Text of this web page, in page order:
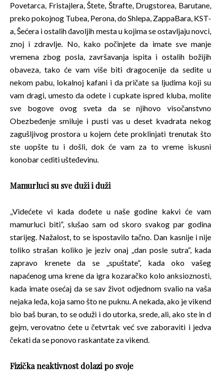
Povetarca, Fristajlera, Štete, Štrafte, Drugstorea, Barutane,
preko pokojnog Tubea, Perona, do Shlepa, ZappaBara, KST-
a, Šećera i ostalih đavoljih mesta u kojima se ostavljaju novci,
znoj i zdravlje. No, kako počinjete da imate sve manje
vremena zbog posla, završavanja ispita i ostalih božijih
obaveza, tako će vam više biti dragocenije da sedite u
nekom pabu, lokalnoj kafani i da pričate sa ljudima koji su
vam dragi, umesto da odete i cupkate ispred kluba, molite
sve bogove ovog sveta da se njihovo visočanstvno
Obezbeđenje smiluje i pusti vas u deset kvadrata nekog
zagušljivog prostora u kojem ćete proklinjati trenutak što
ste uopšte tu i došli, dok će vam za to vreme iskusni
konobar cediti ušteđevinu.
Mamurluci su sve duži i duži
„Videćete vi kada dođete u naše godine kakvi će vam
mamurluci biti“, slušao sam od skoro svakog par godina
starijeg. Nažalost, to se ispostavilo tačno. Dan kasnije i nije
toliko strašan koliko je jeziv onaj „dan posle sutra“, kada
zapravo krenete da se „spuštate“, kada oko vašeg
napaćenog uma krene da igra kozaračko kolo anksioznosti,
kada imate osećaj da se sav život odjednom svalio na vaša
nejaka leđa, koja samo što ne puknu. A nekada, ako je vikend
bio baš buran, to se oduži i do utorka, srede, ali, ako ste in d
gejm, verovatno ćete u četvrtak već sve zaboraviti i jedva
čekati da se ponovo raskantate za vikend.
Fizička neaktivnost dolazi po svoje